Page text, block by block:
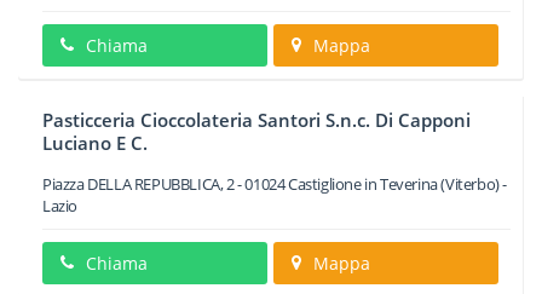
Chiama Mappa
Pasticceria Cioccolateria Santori S.n.c. Di Capponi
Luciano E C.
Piazza DELLA REPUBBLICA, 2-01024Castiglione in Teverina(Viterbo) -
Lazio
Chiama Mappa